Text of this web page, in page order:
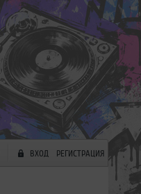
ВХОД РЕГИСТРАЦИЯ